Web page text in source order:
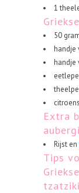
1
50
handje
handje
Extra
Rijst en
Tips